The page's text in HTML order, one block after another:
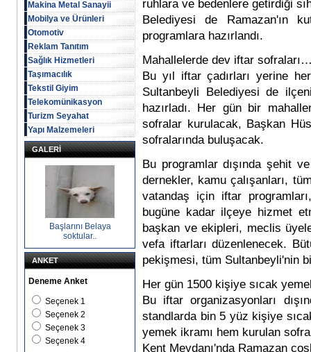
Makina Metal Sanayii
Mobilya ve Ürünleri
Otomotiv
Reklam Tanıtım
Sağlık Hizmetleri
Taşımacılık
Tekstil Giyim
Telekomünikasyon
Turizm Seyahat
Yapı Malzemeleri
GALERİ
Başlarını Belaya
soktular..
ANKET
Deneme Anket
Seçenek 1
Seçenek 2
Seçenek 3
Seçenek 4
ruhlara ve bedenlere getirdiği
Belediyesi de Ramazan'ın
programlara hazırlandı.
Mahallelerde dev iftar
Bu yıl iftar çadırları yerine
Sultanbeyli Belediyesi de
hazırladı. Her gün bir
sofralar kurulacak, Başkan
sofralarında buluşacak.
Bu programlar dışında şehit
dernekler, kamu çalışanları,
vatandaş için iftar
bugüne kadar ilçeye hizmet
başkan ve ekipleri, meclis
vefa iftarları düzenlenecek.
pekişmesi, tüm Sultanbeyli'nin
Her gün 1500 kişiye sıcak
Bu iftar organizasyonları
standlarda bin 5 yüz kişiye
yemek ikramı hem kurulan
Kent Meydanı'nda Ramazan